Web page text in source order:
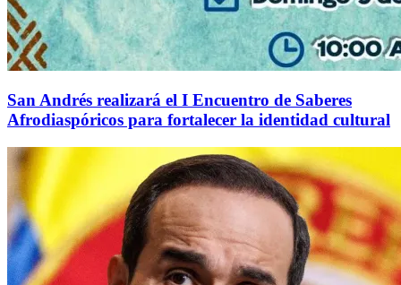
San Andrés realizará el I Encuentro de Saberes
Afrodiaspóricos para fortalecer la identidad cultural